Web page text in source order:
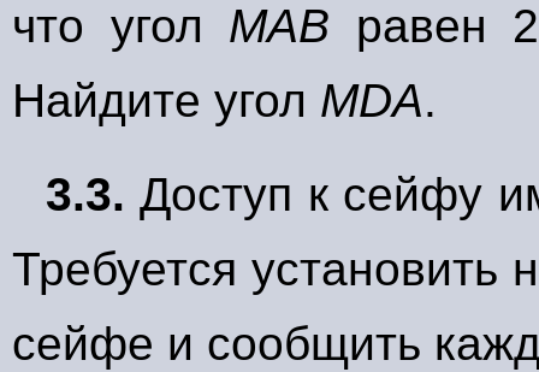
что угол МАВ равен
Найдите угол MDA.
3.3.Доступ к сейфу
Требуется установить
сейфе и сообщить